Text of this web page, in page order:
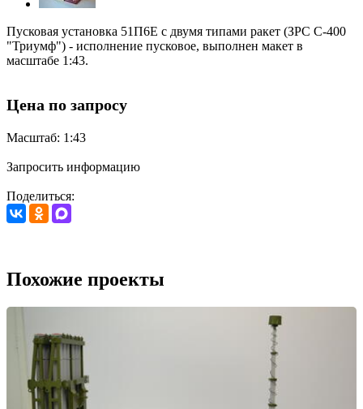
Пусковая установка 51П6Е с двумя типами ракет (ЗРС С-400
"Триумф") - исполнение пусковое, выполнен макет в
масштабе 1:43.
Цена по запросу
Масштаб: 1:43
Запросить информацию
Поделиться:
Похожие проекты